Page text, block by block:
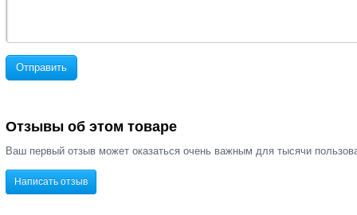
Отправить
Отзывы об этом товаре
Ваш первый отзыв может оказаться очень важным для тысячи
Написать отзыв